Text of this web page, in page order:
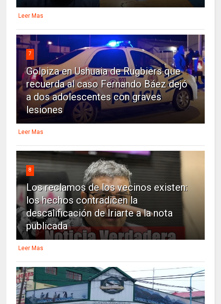
Leer Mas
7
Golpiza en Ushuaia de Rugbiers que
recuerda al caso Fernando Báez dejó
a dos adolescentes con graves
lesiones
Leer Mas
8
Los reclamos de los vecinos existen:
los hechos contradicen la
descalificación de Iriarte a la nota
publicada
Leer Mas